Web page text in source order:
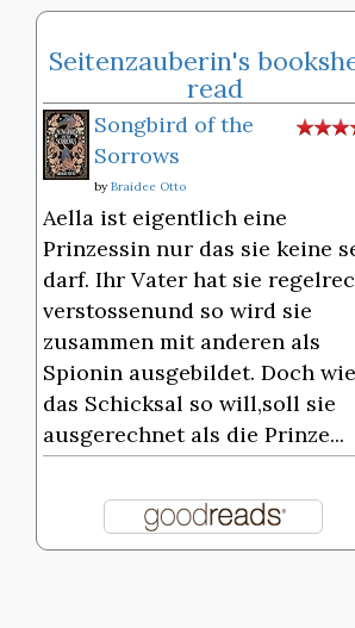
Seitenzauberin's
read
Songbird of the
Sorrows
by Braidee Otto
Aella ist eigentlich eine
Prinzessin nur das sie keine
darf. Ihr Vater hat sie
verstossenund so wird sie
zusammen mit anderen als
Spionin ausgebildet. Doch
das Schicksal so will,soll sie
ausgerechnet als die Prinze...